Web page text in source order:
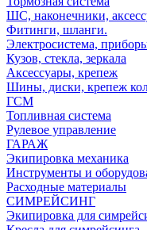
ШС, наконечники,
Фитинги, шланги.
Электросистема,
Кузов, стекла, зеркала
Аксессуары, крепеж
Шины, диски, крепеж
ГСМ
Топливная система
Рулевое управление
ГАРАЖ
Экипировка механика
Инструменты и
Расходные материалы
СИМРЕЙСИНГ
Экипировка для